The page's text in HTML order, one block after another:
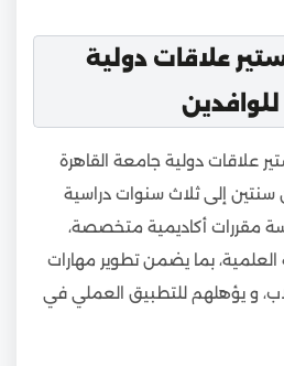
علاقات دولية
علاقات دولية جامعة القاهرة
سنتين إلى ثلاث سنوات دراسية
مقررات أكاديمية متخصصة،
العلمية، بما يضمن تطوير مهارات
و يؤهلهم للتطبيق العملي في